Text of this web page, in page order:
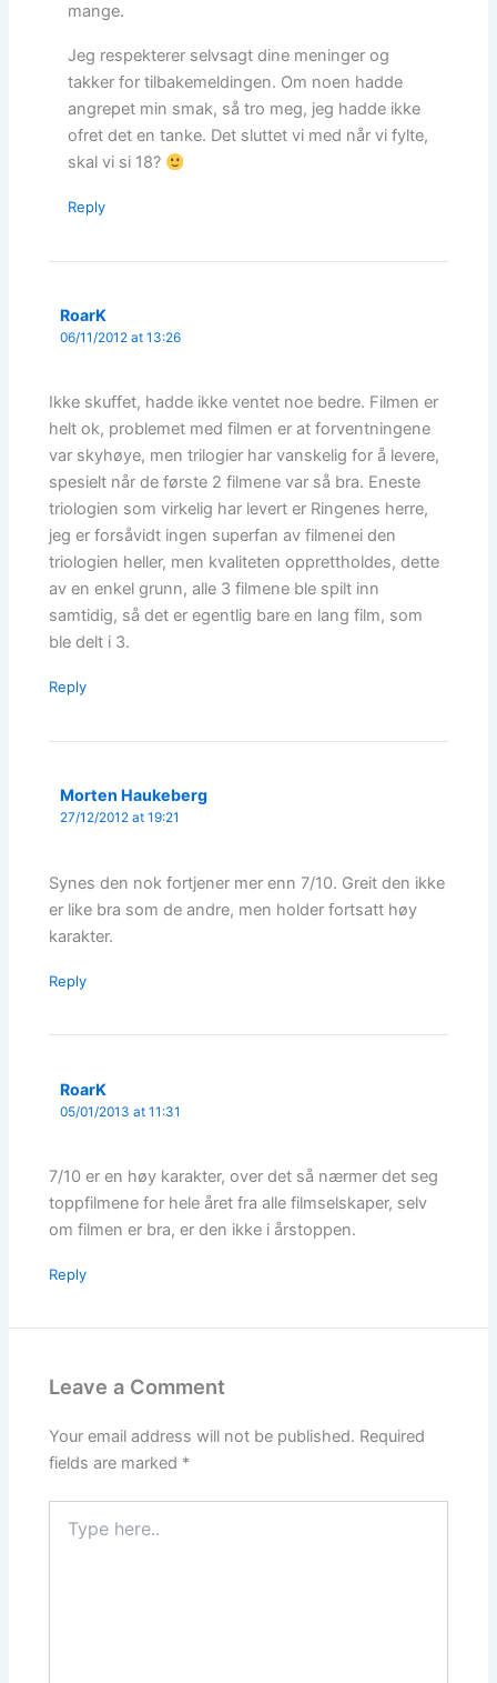
mange.
Jeg respekterer selvsagt dine meninger og
takker for tilbakemeldingen. Om noen hadde
angrepet min smak, så tro meg, jeg hadde ikke
ofret det en tanke. Det sluttet vi med når vi fylte,
skal vi si 18?
Reply
RoarK
06/11/2012 at 13:26
Ikke skuffet, hadde ikke ventet noe bedre. Filmen er
helt ok, problemet med filmen er at forventningene
var skyhøye, men trilogier har vanskelig for å levere,
spesielt når de første 2 filmene var så bra. Eneste
triologien som virkelig har levert er Ringenes herre,
jeg er forsåvidt ingen superfan av filmenei den
triologien heller, men kvaliteten opprettholdes, dette
av en enkel grunn, alle 3 filmene ble spilt inn
samtidig, så det er egentlig bare en lang film, som
ble delt i 3.
Reply
Morten Haukeberg
27/12/2012 at 19:21
Synes den nok fortjener mer enn 7/10. Greit den ikke
er like bra som de andre, men holder fortsatt høy
karakter.
Reply
RoarK
05/01/2013 at 11:31
7/10 er en høy karakter, over det så nærmer det seg
toppfilmene for hele året fra alle filmselskaper, selv
om filmen er bra, er den ikke i årstoppen.
Reply
Leave a Comment
Your email address will not be published. Required
fields are marked *
here..